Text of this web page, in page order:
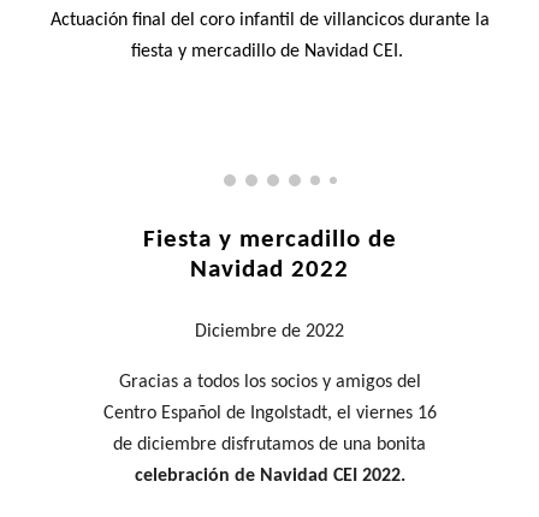
Actuación final del coro infantil de villancicos durante la
fiesta y mercadillo de Navidad CEI.
Fiesta y mercadillo de
Navidad 2022
Diciembre de 2022
Gracias a todos los socios y amigos del
Centro Español de Ingolstadt, el viernes 16
de diciembre disfrutamos de una bonita
celebración de Navidad CEI 2022.